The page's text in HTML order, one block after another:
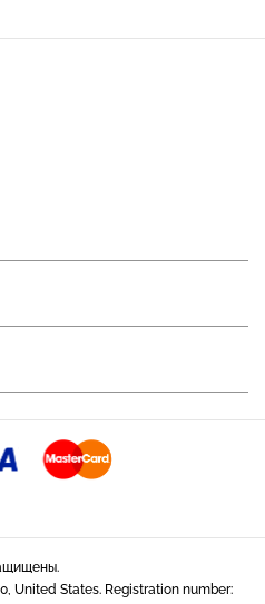
United States. Registration number: